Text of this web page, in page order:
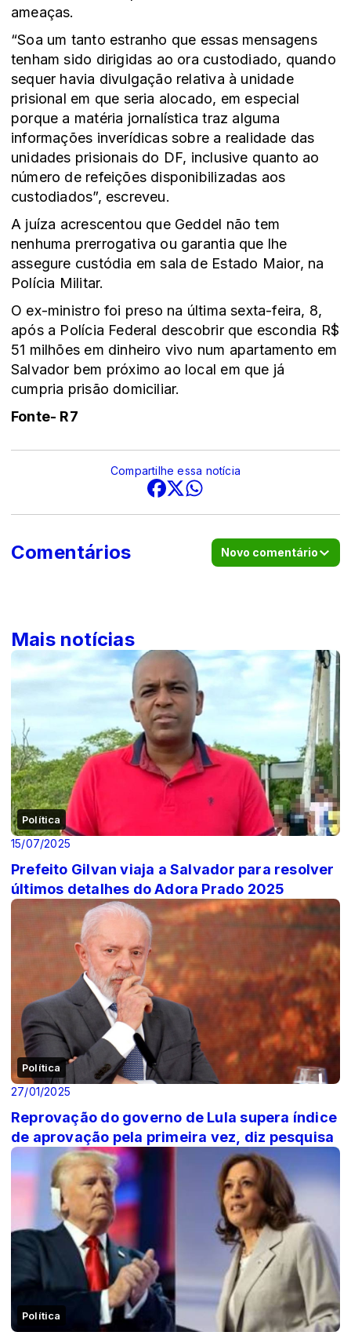
ameaças.
“Soa um tanto estranho que essas mensagens
tenham sido dirigidas ao ora custodiado, quando
sequer havia divulgação relativa à unidade
prisional em que seria alocado, em especial
porque a matéria jornalística traz alguma
informações inverídicas sobre a realidade das
unidades prisionais do DF, inclusive quanto ao
número de refeições disponibilizadas aos
custodiados”, escreveu.
A juíza acrescentou que Geddel não tem
nenhuma prerrogativa ou garantia que lhe
assegure custódia em sala de Estado Maior, na
Polícia Militar.
O ex-ministro foi preso na última sexta-feira, 8,
após a Polícia Federal descobrir que escondia R$
51 milhões em dinheiro vivo num apartamento em
Salvador bem próximo ao local em que já
cumpria prisão domiciliar.
Fonte- R7
Compartilhe essa notícia
Comentários Novo comentário
Mais notícias
Política
15/07/2025
Prefeito Gilvan viaja a Salvador para resolver
últimos detalhes do Adora Prado 2025
Política
27/01/2025
Reprovação do governo de Lula supera índice
de aprovação pela primeira vez, diz pesquisa
Política